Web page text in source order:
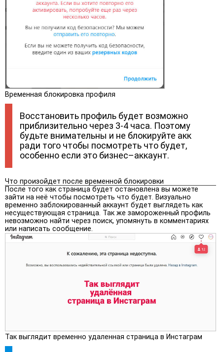
Временная блокировка профиля
Восстановить профиль будет возможно
приблизительно через 3-4 часа. Поэтому
будьте внимательны и не блокируйте акк
ради того чтобы посмотреть что будет,
особенно если это бизнес–аккаунт.
Что произойдет после временной блокировки
После того как страница будет остановлена вы можете
зайти на неё чтобы посмотреть что будет. Визуально
временно заблокированный аккаунт будет выглядеть как
несуществующая страница. Так же замороженный профиль
невозможно найти через поиск, упомянуть в комментариях
или написать сообщение.
Так выглядит временно удаленная страница в Инстаграм